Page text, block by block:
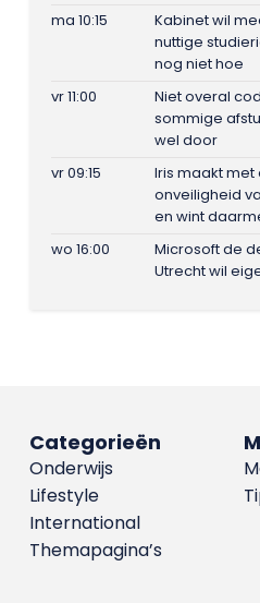
ma 10:15
Kabinet wil
nuttige
nog niet hoe
vr 11:00
Niet overal
sommige
wel door
vr 09:15
Iris maakt met
onveiligheid
en wint
wo 16:00
Microsoft de
Utrecht wil
Categorieën
Onderwijs
Lifestyle
International
Themapagina’s